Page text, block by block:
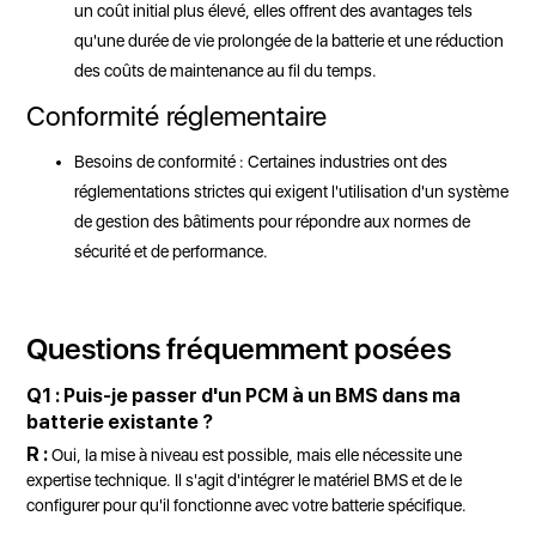
un coût initial plus élevé, elles offrent des avantages tels
qu'une durée de vie prolongée de la batterie et une réduction
des coûts de maintenance au fil du temps.
Conformité réglementaire
Besoins de conformité : Certaines industries ont des
réglementations strictes qui exigent l'utilisation d'un système
de gestion des bâtiments pour répondre aux normes de
sécurité et de performance.
Questions fréquemment posées
Q1 : Puis-je passer d'un PCM à un BMS dans ma
batterie existante ?
R :Oui, la mise à niveau est possible, mais elle nécessite une
expertise technique. Il s'agit d'intégrer le matériel BMS et de le
configurer pour qu'il fonctionne avec votre batterie spécifique.